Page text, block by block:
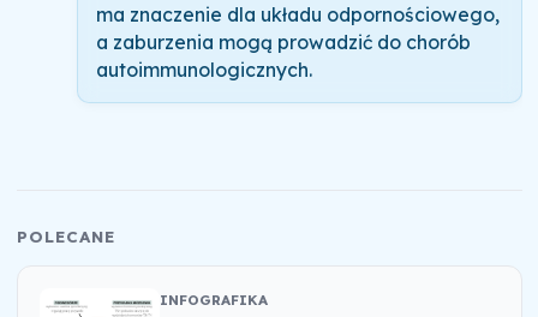
ma znaczenie dla układu odpornościowego,
a zaburzenia mogą prowadzić do chorób
autoimmunologicznych.
POLECANE
INFOGRAFIKA